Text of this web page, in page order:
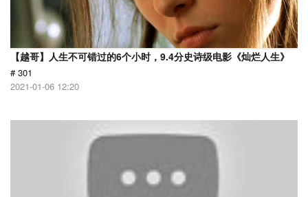
【越哥】人生不可错过的6个小时，9.4分史诗级电影《灿烂人生》
# 301
2021-01-06 12:20